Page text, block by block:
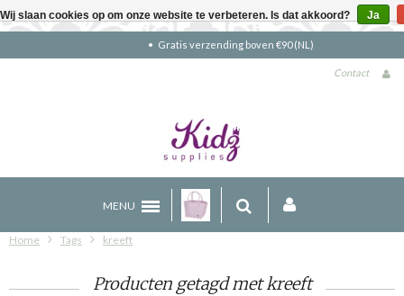
Gratis verzending boven €90 (NL)
Contact
MENU
Home Tags kreeft
Producten getagd met kreeft
Wij slaan cookies op om onze website te verbeteren. Is dat akkoord? Ja